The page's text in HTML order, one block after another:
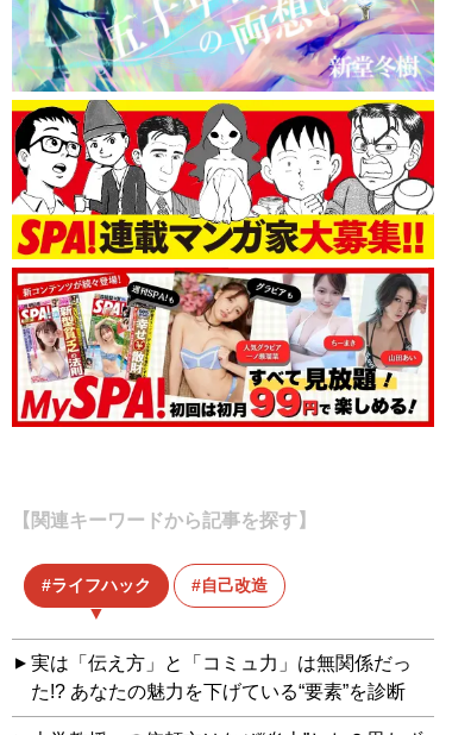
【関連キーワードから記事を探す】
ライフハック 自己改造
実は「伝え方」と「コミュ力」は無関係だっ
た!? あなたの魅力を下げている“要素”を診断